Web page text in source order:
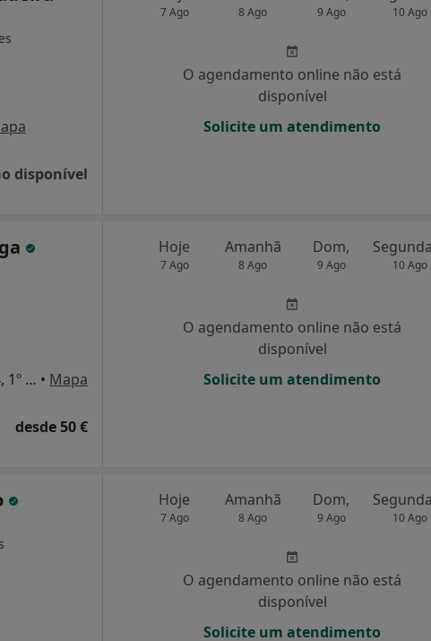
disponível
7 Ago 8 Ago 9 Ago 10 Ago
O agendamento online não está
disponível
Solicite um atendimento
Alameda D. Afonso Henriques, nº 74, 1º Esq. (Alameda do Instituto Superior Técnico), Lisboa • Mapa
desde 50 €
Hoje
7 Ago
Amanhã
8 Ago
Dom,
9 Ago 10 Ago
O agendamento online não está
disponível
Solicite um atendimento
Hoje
7 Ago
Amanhã
8 Ago
Dom,
9 Ago 10 Ago
O agendamento online não está
disponível
Solicite um atendimento